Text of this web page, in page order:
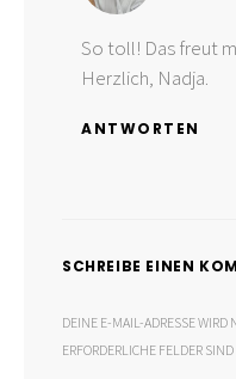
So toll! Das freut
Herzlich, Nadja.
ANTWORTEN
SCHREIBE EINEN
DEINE E-MAIL-ADRESSE
ERFORDERLICHE FELDER